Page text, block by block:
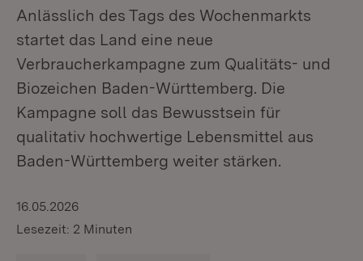
Anlässlich des Tags des Wochenmarkts
startet das Land eine neue
Verbraucherkampagne zum Qualitäts- und
Biozeichen Baden-Württemberg. Die
Kampagne soll das Bewusstsein für
qualitativ hochwertige Lebensmittel aus
Baden-Württemberg weiter stärken.
16.05.2026
Lesezeit: 2 Minuten